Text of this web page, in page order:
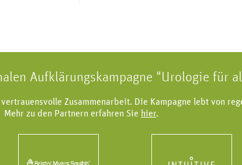
Aufklärungskampagne "Urologie für
Zusammenarbeit. Die Kampagne lebt von
Mehr zu den Partnern erfahren Sie hier.